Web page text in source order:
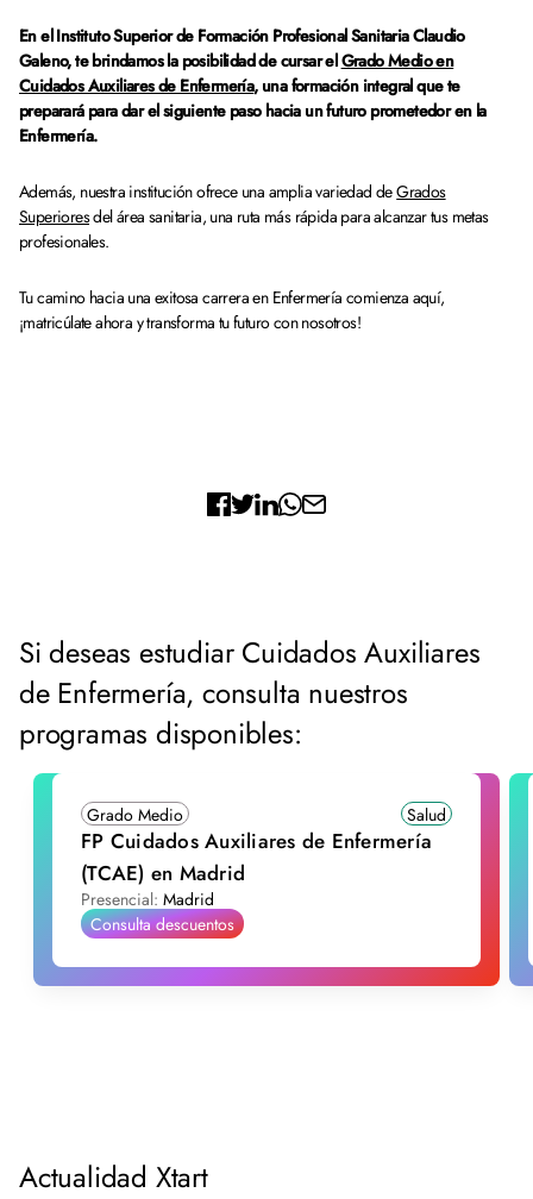
En el Instituto Superior de Formación Profesional Sanitaria Claudio
Galeno, te brindamos la posibilidad de cursar elGrado Medio en
Cuidados Auxiliares de Enfermería, una formación integral que te
preparará para dar el siguiente paso hacia un futuro prometedor en la
Enfermería.
Además, nuestra institución ofrece una amplia variedad deGrados
Superioresdel área sanitaria, una ruta más rápida para alcanzar tus metas
profesionales.
Tu camino hacia una exitosa carrera en Enfermería comienza aquí,
¡matricúlate ahora y transforma tu futuro con nosotros!
Si deseas estudiar Cuidados Auxiliares
de Enfermería, consulta nuestros
programas disponibles:
Grado Medio Salud
FP Cuidados Auxiliares de Enfermería
(TCAE) en Madrid
Presencial: Madrid
Consulta descuentos
Actualidad Xtart